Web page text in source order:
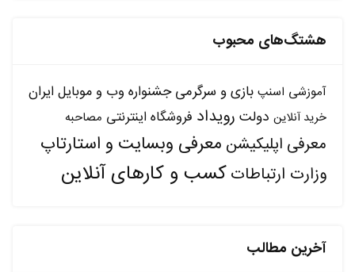
هشتگ‌های محبوب
آموزشی اسنپ بازی و سرگرمی جشنواره وب و موبایل ایران
خرید آنلاین دولت رویداد فروشگاه اینترنتی مصاحبه
معرفی اپلیکیشن معرفی وبسایت و استارتاپ
وزارت ارتباطاتکسب و کارهای آنلاین
آخرین مطالب